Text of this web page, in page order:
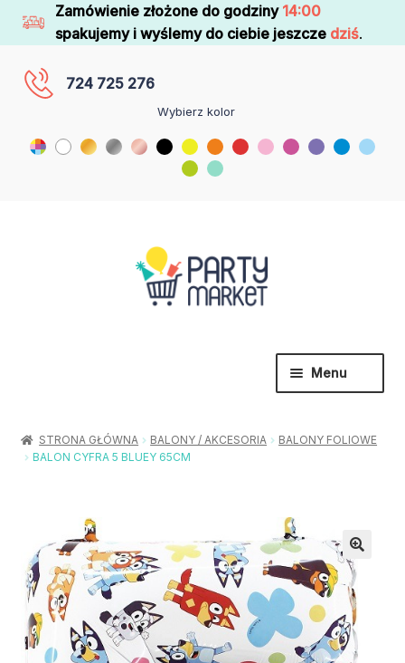
Zamówienie złożone do godziny 14:00
spakujemy i wyślemy do ciebie jeszcze dziś.
724 725 276
Wybierz kolor
Menu
menu
Urodziny / Imprezy
Stroje / Dodatki
Rozwiń
menu
Akcesoria Party
Moje konto
STRONA GŁÓWNA BALONY / AKCESORIA
BALONY FOLIOWE
BALON CYFRA 5 BLUEY 65CM